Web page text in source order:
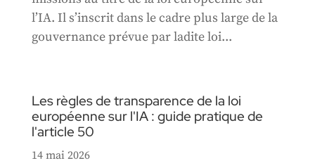
l’IA. Il s’inscrit dans le cadre plus large de la
gouvernance prévue par ladite loi...
Les règles de transparence de la loi
européenne sur l'IA : guide pratique de
l'article 50
14 mai 2026